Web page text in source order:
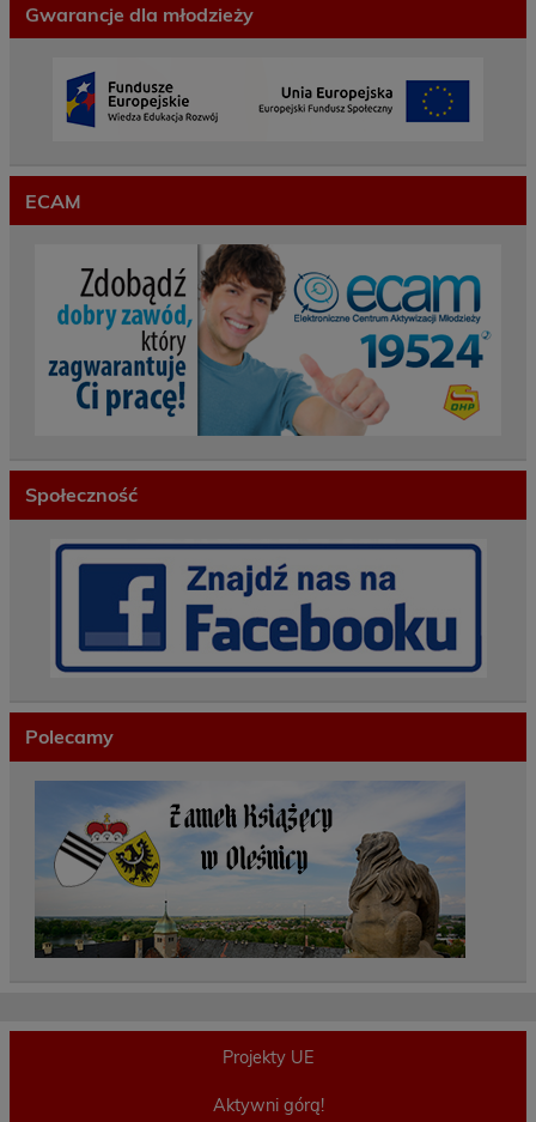
Gwarancje dla młodzieży
ECAM
Społeczność
Polecamy
Projekty UE
Aktywni górą!